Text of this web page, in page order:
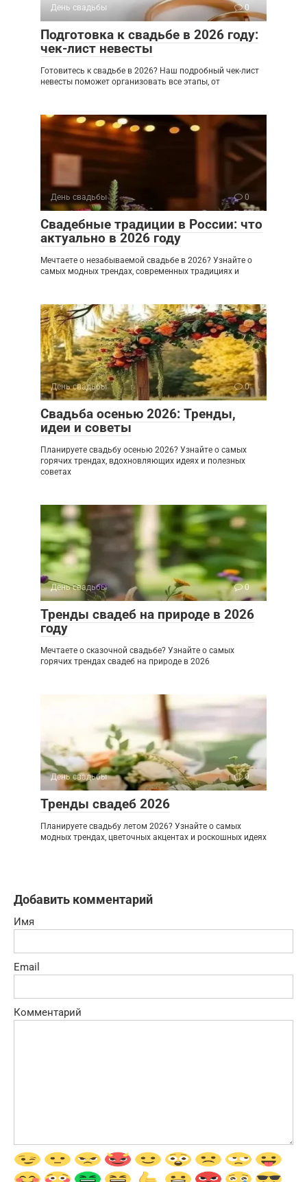
День свадьбы 0
Подготовка к свадьбе в 2026 году:
чек-лист невесты
Готовитесь к свадьбе в 2026? Наш подробный чек-лист
невесты поможет организовать все этапы, от
День свадьбы 0
Свадебные традиции в России: что
актуально в 2026 году
Мечтаете о незабываемой свадьбе в 2026? Узнайте о
самых модных трендах, современных традициях и
День свадьбы 0
Свадьба осенью 2026: Тренды,
идеи и советы
Планируете свадьбу осенью 2026? Узнайте о самых
горячих трендах, вдохновляющих идеях и полезных
советах
День свадьбы 0
Тренды свадеб на природе в 2026
году
Мечтаете о сказочной свадьбе? Узнайте о самых
горячих трендах свадеб на природе в 2026
День свадьбы 0
Тренды свадеб 2026
Планируете свадьбу летом 2026? Узнайте о самых
модных трендах, цветочных акцентах и роскошных идеях
Добавить комментарий
Имя
Email
Комментарий